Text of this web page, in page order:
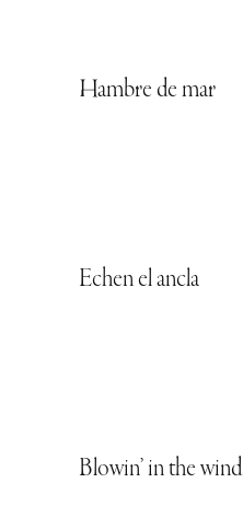
Hambre de mar
Echen el ancla
Blowin’ in the wind